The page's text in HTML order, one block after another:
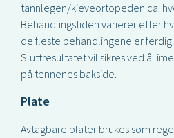
tannlegen/kjeveortopeden ca.
Behandlingstiden varierer etter
de fleste behandlingene er ferdig
Sluttresultatet vil sikres ved å
på tennenes bakside.
Plate
Avtagbare plater brukes som